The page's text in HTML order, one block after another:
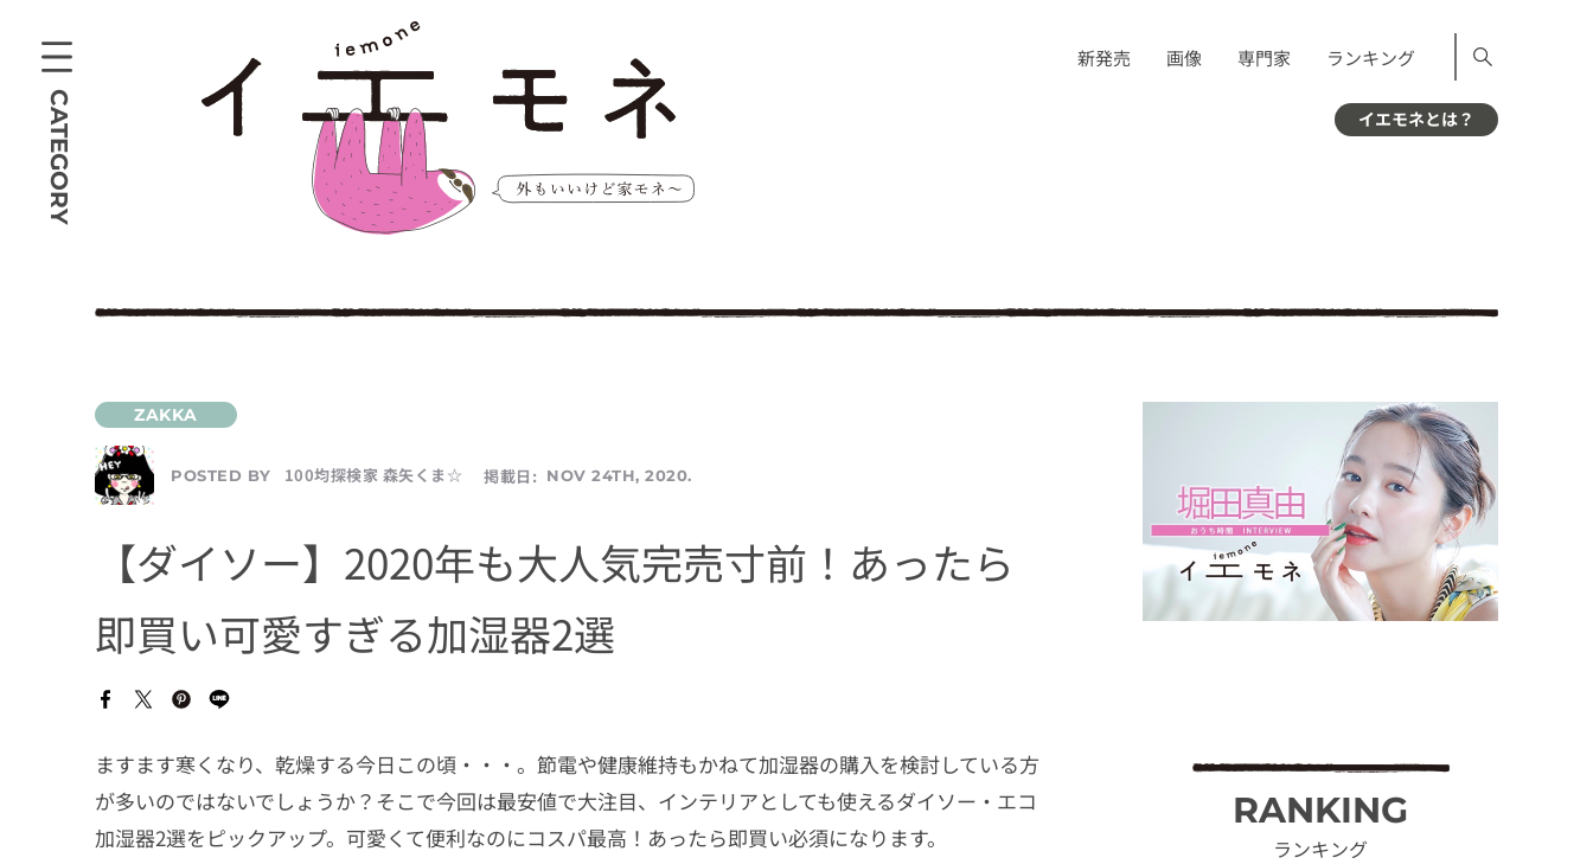
CATEGORY
新発売 画像 専門家 ランキング
イエモネとは？
POSTED BY 100均探検家 森矢くま☆ 掲載日: NOV 24TH, 2020.
【ダイソー】2020年も大人気完売寸前！あったら
即買い可愛すぎる加湿器2選
ますます寒くなり、乾燥する今日この頃・・・。節電や健康維持もかねて加湿器の購入を検討している方
が多いのではないでしょうか？そこで今回は最安値で大注目、インテリアとしても使えるダイソー・エコ
加湿器2選をピックアップ。可愛くて便利なのにコスパ最高！あったら即買い必須になります。
RANKING
ランキング